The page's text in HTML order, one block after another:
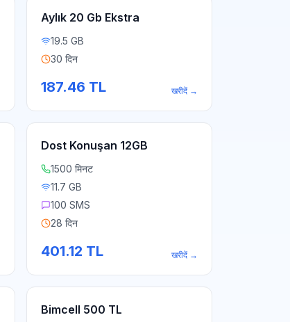
Aylık 20 Gb Ekstra
19.5 GB
30 दिन
187.46 TL खरीदें →
Dost Konuşan 12GB
1500 मिनट
11.7 GB
100 SMS
28 दिन
401.12 TL खरीदें →
Bimcell 500 TL